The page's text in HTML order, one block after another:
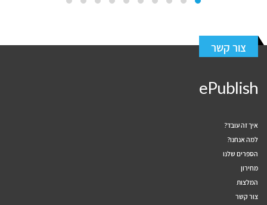
צור קשר
ePublish
איך זה עובד?
למה אנחנו?
הספרים שלנו
מחירון
המלצות
צור קשר